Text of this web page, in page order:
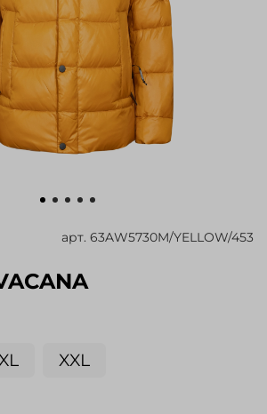
арт. 63AW5730M/YELLOW/453
XXL